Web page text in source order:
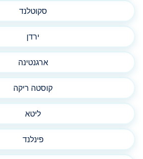
סקוטלנד
ירדן
ארגנטינה
קוסטה ריקה
ליטא
פינלנד